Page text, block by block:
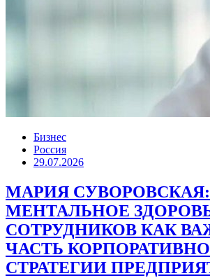
Бизнес
Россия
29.07.2026
МАРИЯ СУВОРОВСКАЯ:
МЕНТАЛЬНОЕ
СОТРУДНИКОВ КАК
ЧАСТЬ
СТРАТЕГИИ